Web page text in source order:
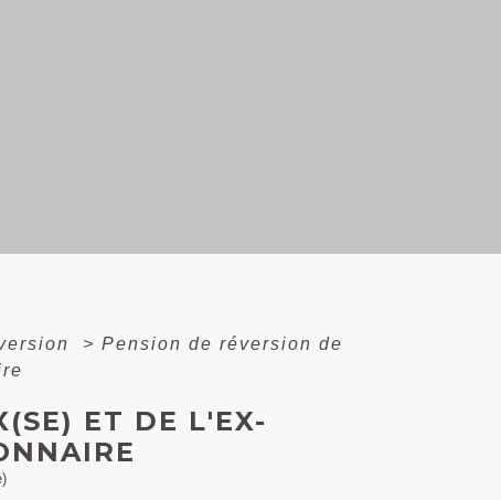
> Pension de réversion de
ET DE L'EX-